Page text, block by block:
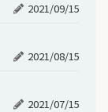
2021/09/15
2021/08/15
2021/07/15